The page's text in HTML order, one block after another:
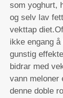
som yoghurt,
og selv lav
vekttap
ikke engang
gunstig
bidrar med
vann meloner
denne doble